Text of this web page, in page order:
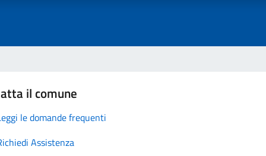
il comune
le domande frequenti
Assistenza